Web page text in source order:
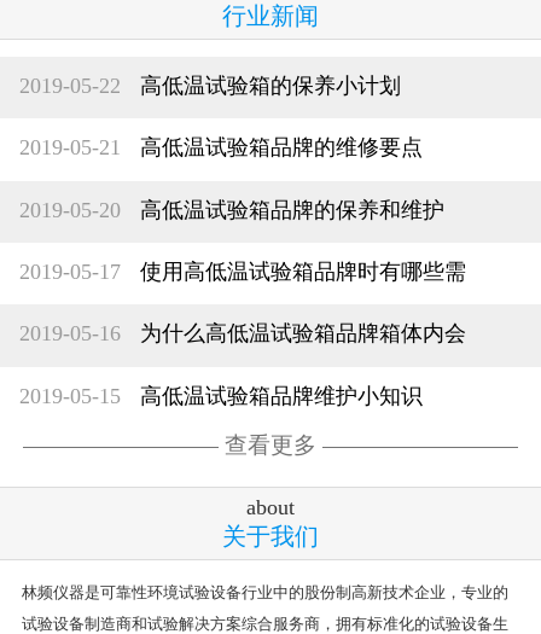
行业新闻
2019-05-22 高低温试验箱的保养小计划
2019-05-21 高低温试验箱品牌的维修要点
2019-05-20 高低温试验箱品牌的保养和维护
2019-05-17 使用高低温试验箱品牌时有哪些需
2019-05-16 为什么高低温试验箱品牌箱体内会
2019-05-15 高低温试验箱品牌维护小知识
查看更多
about
关于我们
林频仪器是可靠性环境试验设备行业中的股份制高新技术企业，专业的
试验设备制造商和试验解决方案综合服务商，拥有标准化的试验设备生